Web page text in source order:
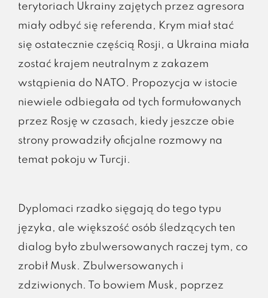
terytoriach Ukrainy zajętych przez agresora
miały odbyć się referenda, Krym miał stać
się ostatecznie częścią Rosji, a Ukraina miała
zostać krajem neutralnym z zakazem
wstąpienia do NATO. Propozycja w istocie
niewiele odbiegała od tych formułowanych
przez Rosję w czasach, kiedy jeszcze obie
strony prowadziły oficjalne rozmowy na
temat pokoju w Turcji.
Dyplomaci rzadko sięgają do tego typu
języka, ale większość osób śledzących ten
dialog było zbulwersowanych raczej tym, co
zrobił Musk. Zbulwersowanych i
zdziwionych. To bowiem Musk, poprzez